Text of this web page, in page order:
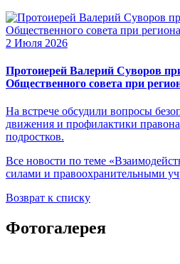
2 Июля 2026
Протоиерей Валерий Суворов
Общественного совета при
На встрече обсудили вопросы
движения и профилактики
подростков.
Все новости по теме
силами и правоохранительными
Возврат к списку
Фотогалерея